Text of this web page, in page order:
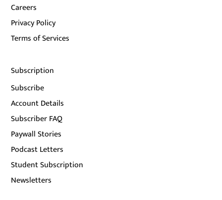
Careers
Privacy Policy
Terms of Services
Subscription
Subscribe
Account Details
Subscriber FAQ
Paywall Stories
Podcast Letters
Student Subscription
Newsletters